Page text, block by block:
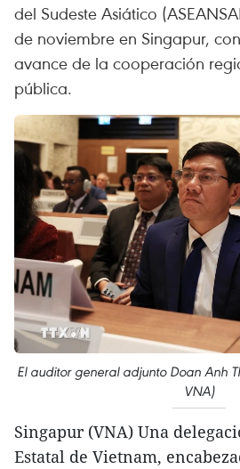
del Sudeste Asiático
de noviembre en Singapur,
avance de la cooperación
pública.
El auditor general adjunto Doan Anh
VNA)
Singapur (VNA) Una
Estatal de Vietnam,